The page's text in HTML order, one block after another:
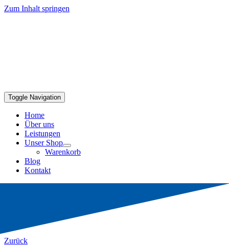
Zum Inhalt springen
Toggle Navigation
Home
Über uns
Leistungen
Unser Shop
Warenkorb
Blog
Kontakt
Zurück